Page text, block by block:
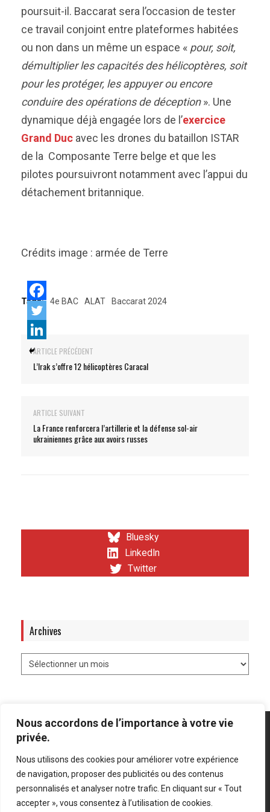
Nous accordons de l’importance à votre vie
privée.
Nous utilisons des cookies pour améliorer votre expérience
de navigation, proposer des publicités ou des contenus
personnalisés et analyser notre trafic. En cliquant sur « Tout
accepter », vous consentez à l’utilisation de cookies.
poursuit-il. Baccarat sera l’occasion de tester
ce travail conjoint entre plateformes habitées
ou non dans un même un espace « pour, soit,
démultiplier les capacités des hélicoptères, soit
pour les protéger, les appuyer ou encore
conduire des opérations de déception». Une
dynamique déjà engagée lors de l’exercice
Grand Duc avec les drones du bataillon ISTAR
de la Composante Terre belge et que les
pilotes poursuivront notamment avec l’appui du
détachement britannique.
Crédits image : armée de Terre
Tags: 4e BAC ALAT Baccarat 2024
ARTICLE PRÉCÉDENT
L’Irak s’offre 12 hélicoptères Caracal
ARTICLE SUIVANT
La France renforcera l’artillerie et la défense sol-air
ukrainiennes grâce aux avoirs russes
Bluesky
LinkedIn
Twitter
Archives
Mentions légales Politique de confidentialité
Bluesky
LinkedIn
Twitter